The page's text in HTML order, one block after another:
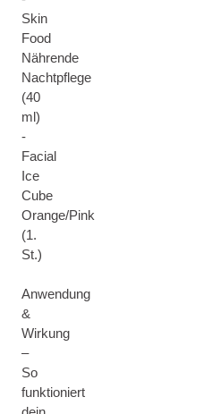
Skin
Food
Nährende
Nachtpflege
(40
ml)
-
Facial
Ice
Cube
Orange/Pink
(1.
St.)
Anwendung
&
Wirkung
–
So
funktioniert